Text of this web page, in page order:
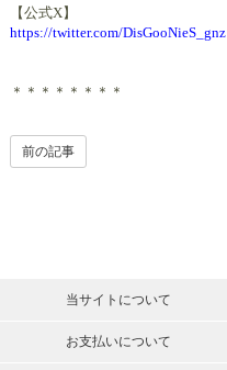
【公式X】
https://twitter.com/DisGooNieS_gnz
＊＊＊＊＊＊＊＊
前の記事
当サイトについて
お支払いについて